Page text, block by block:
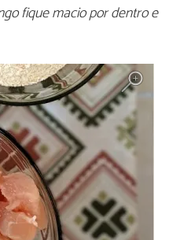
fique macio por dentro e